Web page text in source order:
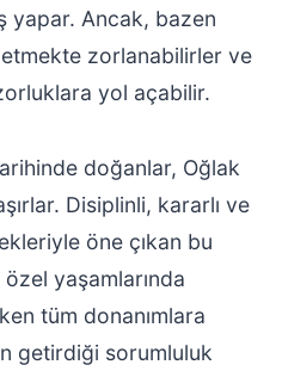
yapar. Ancak, bazen
etmekte zorlanabilirler ve
yol açabilir.
doğanlar, Oğlak
Disiplinli, kararlı ve
öne çıkan bu
yaşamlarında
tüm donanımlara
getirdiği sorumluluk